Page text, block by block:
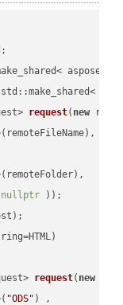
request( new
nullptr ))
request( new
"ODS" ) ,